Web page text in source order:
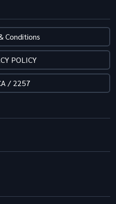
Conditions
POLICY
/ 2257